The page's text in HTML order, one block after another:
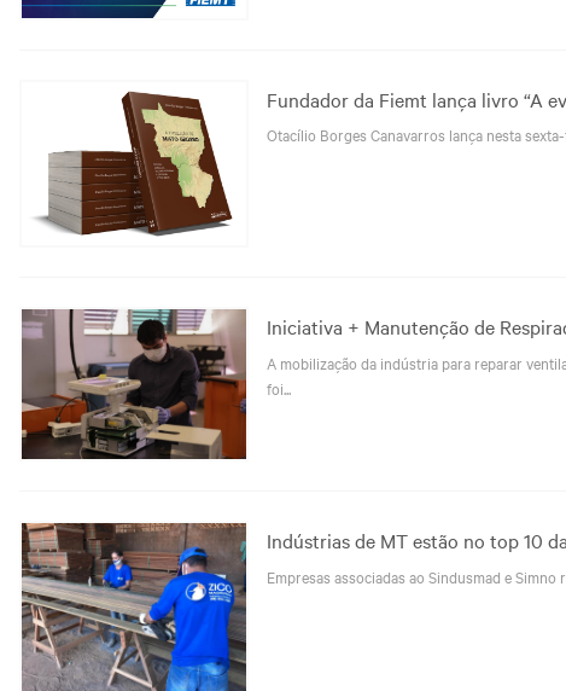
Fundador da Fiemt lança livro “A
Otacílio Borges Canavarros lança nesta
Iniciativa + Manutenção de
A mobilização da indústria para reparar
foi...
Indústrias de MT estão no top 10
Empresas associadas ao Sindusmad e